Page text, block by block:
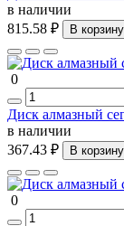
в наличии
815.58 ₽
В корзину
0
Диск алмазный
в наличии
367.43 ₽
В корзину
0